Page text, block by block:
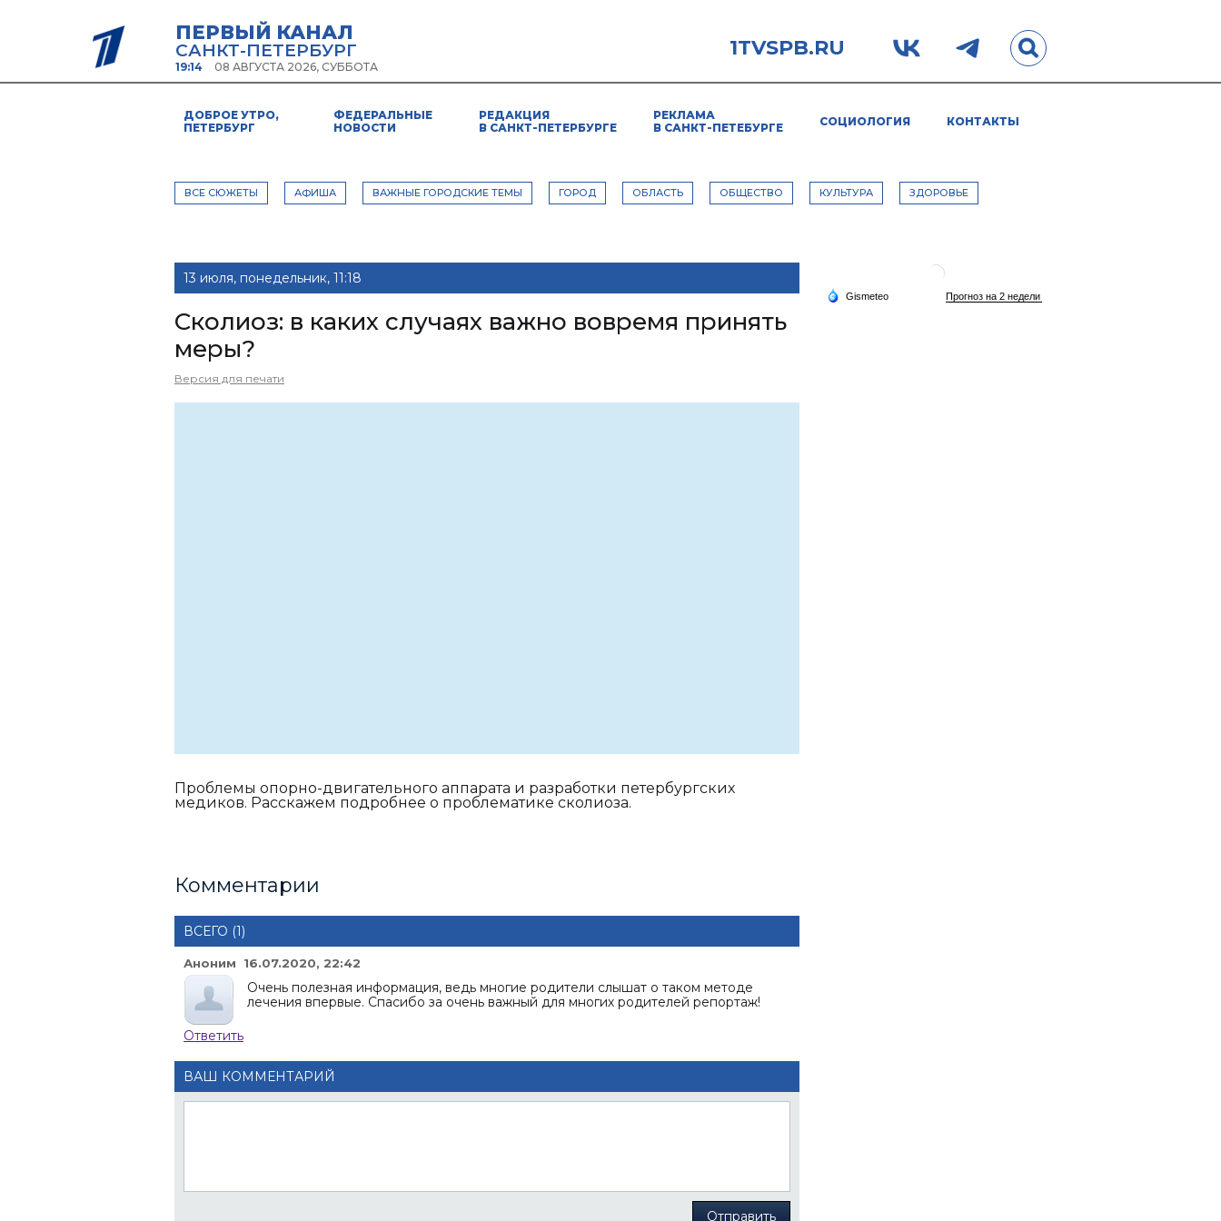
ПЕРВЫЙ КАНАЛ
САНКТ-ПЕТЕРБУРГ
19:14 08 АВГУСТА 2026, СУББОТА
1TVSPB.RU
ДОБРОЕ УТРО,
ПЕТЕРБУРГ
ФЕДЕРАЛЬНЫЕ
НОВОСТИ
РЕДАКЦИЯ
В САНКТ-ПЕТЕРБУРГЕ
РЕКЛАМА
В САНКТ-ПЕТЕБУРГЕ
СОЦИОЛОГИЯ КОНТАКТЫ
ВСЕ СЮЖЕТЫ АФИША ВАЖНЫЕ ГОРОДСКИЕ ТЕМЫ ГОРОД ОБЛАСТЬ ОБЩЕСТВО КУЛЬТУРА ЗДОРОВЬЕ
13 июля, понедельник, 11:18
Сколиоз: в каких случаях важно вовремя принять
меры?
Версия для печати
Проблемы опорно-двигательного аппарата и разработки петербургских
медиков. Расскажем подробнее о проблематике сколиоза.
Комментарии
ВСЕГО (1)
Аноним 16.07.2020, 22:42
Очень полезная информация, ведь многие родители слышат о таком методе
лечения впервые. Спасибо за очень важный для многих родителей репортаж!
Ответить
ВАШ КОММЕНТАРИЙ
Отправить